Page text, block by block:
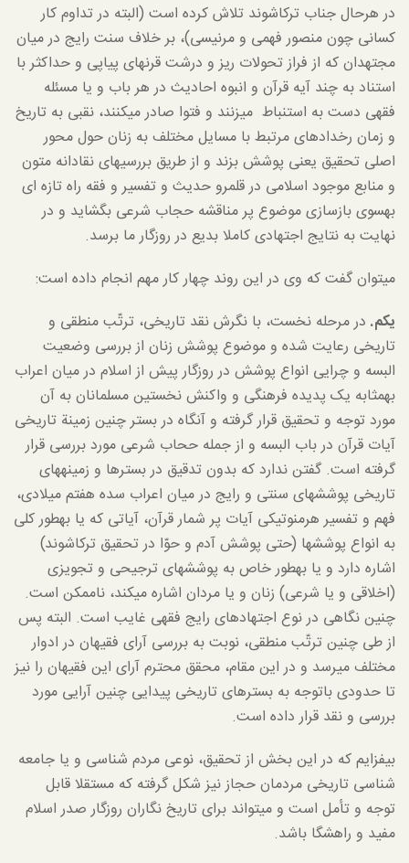
در هرحال جناب ترکاشوند تلاش کرده است (البته در تداوم کار
کسانی چون منصور فهمی و مرنیسی)، بر خلاف سنت رایج در میان
مجتهدان که از فراز تحولات ریز و درشت قرن­های پیاپی و حداکثر با
استناد به چند آیه قرآن و انبوه احادیث در هر باب و یا مسئله
فقهی دست به استنباط می­زنند و فتوا صادر می­کنند، نقبی به تاریخ
و زمان رخدادهای مرتبط با مسایل مختلف به زنان حول محور
اصلی تحقیق یعنی پوشش بزند و از طریق بررسی­های نقادانه متون
و منابع موجود اسلامی در قلمرو حدیث و تفسیر و فقه راه تازه ای
به­سوی بازسازی موضوع پر مناقشه حجاب شرعی بگشاید و در
نهایت به نتایج اجتهادی کاملا بدیع در روزگار ما برسد.
می­توان گفت که وی در این روند چهار کار مهم انجام داده است:
یکم. در مرحله نخست، با نگرش نقد تاریخی، ترتّب منطقی و
تاریخی رعایت شده و موضوع پوشش زنان از بررسی وضعیت
البسه و چرایی انواع پوشش در روزگار پیش از اسلام در میان اعراب
به­مثابه یک پدیده فرهنگی و واکنش نخستین مسلمانان به آن
مورد توجه و تحقیق قرار گرفته و آنگاه در بستر چنین زمینة تاریخی
آیات قرآن در باب البسه و از جمله ححاب شرعی مورد بررسی قرار
گرفته است. گفتن ندارد که بدون تدقیق در بسترها و زمینه­های
تاریخی پوشش­های سنتی و رایج در میان اعراب سده هفتم میلادی،
فهم و تفسیر هرمنوتیکی آیات پر شمار قرآن، آیاتی که یا به­طور کلی
به انواع پوشش­ها (حتی پوشش آدم و حوّا در تحقیق ترکاشوند)
اشاره دارد و یا به­طور خاص به پوشش­های ترجیحی و تجویزی
(اخلاقی و یا شرعی) زنان و یا مردان اشاره می­کند، ناممکن است.
چنین نگاهی در نوع اجتهادهای رایج فقهی غایب است. البته پس
از طی چنین ترتّب منطقی، نوبت به بررسی آرای فقیهان در ادوار
مختلف می­رسد و در این مقام، محقق محترم آرای این فقیهان را نیز
تا حدودی باتوجه به بسترهای تاریخی پیدایی چنین آرایی مورد
بررسی و نقد قرار داده است.
بیفزایم که در این بخش از تحقیق، نوعی مردم شناسی و یا جامعه
شناسی تاریخی مردمان حجاز نیز شکل گرفته که مستقلا قابل
توجه و تأمل است و می­تواند برای تاریخ نگاران روزگار صدر اسلام
مفید و راهشگا باشد.